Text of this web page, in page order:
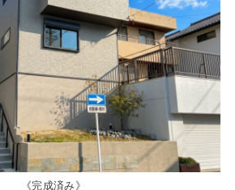
《完成済み》